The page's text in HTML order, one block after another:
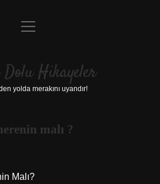
Anasayfa
Yasal Uyarı
menüyü
Hikayeler
yolda merakını uyandır!
malı ?
Malı?